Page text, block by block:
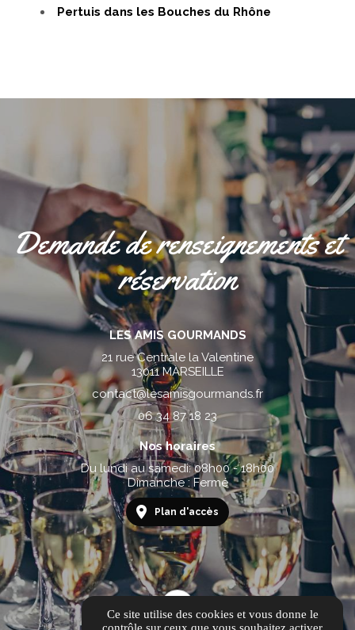
Pertuis dans les Bouches du Rhône
Demande de renseignements et
réservation
LES AMIS GOURMANDS
21 rue Centrale la Valentine
13011 MARSEILLE
contact@lesamisgourmands.fr
06 34 87 18 23
Nos horaires
Du lundi au samedi: 08h00 - 18h00
Dimanche : Fermé
Plan d'accès
Ce site utilise des cookies et vous donne le
contrôle sur ceux que vous souhaitez activer